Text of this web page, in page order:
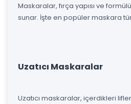
Maskaralar, fırça yapısı ve
sunar. İşte en popüler maskara
Uzatıcı Maskaralar
Uzatıcı maskaralar, içerdikleri